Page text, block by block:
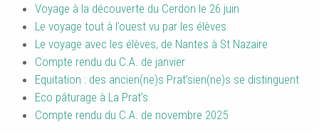
Voyage à la découverte du Cerdon le 26 juin
Le voyage tout à l’ouest vu par les élèves
Le voyage avec les élèves, de Nantes à St Nazaire
Compte rendu du C.A. de janvier
Equitation : des ancien(ne)s Prat’sien(ne)s se distinguent
Eco pâturage à La Prat’s
Compte rendu du C.A. de novembre 2025